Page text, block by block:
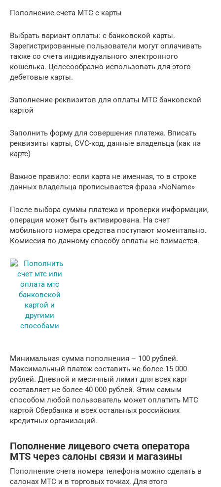
Пополнение счета МТС с карты
Выбрать вариант оплаты: с банковской карты.
Зарегистрированные пользователи могут оплачивать
также со счета индивидуального электронного
кошелька. Целесообразно использовать для этого
дебетовые карты.
Заполнение реквизитов для оплаты МТС банковской
картой
Заполнить форму для совершения платежа. Вписать
реквизиты карты, CVC-код, данные владельца (как на
карте)
Важное правило: если карта не именная, то в строке
данных владельца прописывается фраза «NoName»
После выбора суммы платежа и проверки информации,
операция может быть активирована. На счет
мобильного номера средства поступают моментально.
Комиссия по данному способу оплаты не взимается.
Минимальная сумма пополнения – 100 рублей.
Максимальный платеж составить не более 15 000
рублей. Дневной и месячный лимит для всех карт
составляет не более 40 000 рублей. Этим самым
способом любой пользователь может оплатить МТС
картой Сбербанка и всех остальных российских
кредитных организаций.
Пополнение лицевого счета оператора
MTS через салоны связи и магазины
Пополнение счета номера телефона можно сделать в
салонах МТС и в торговых точках. Для этого